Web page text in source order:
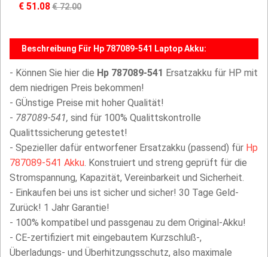
€ 51.08€ 72.00
Beschreibung Für Hp 787089-541 Laptop Akku:
- Können Sie hier die Hp 787089-541 Ersatzakku für HP mit
dem niedrigen Preis bekommen!
- GÜnstige Preise mit hoher Qualität!
- 787089-541, sind für 100% Qualittskontrolle
Qualittssicherung getestet!
- Spezieller dafür entworfener Ersatzakku (passend) für Hp
787089-541 Akku. Konstruiert und streng geprüft für die
Stromspannung, Kapazität, Vereinbarkeit und Sicherheit.
- Einkaufen bei uns ist sicher und sicher! 30 Tage Geld-
Zurück! 1 Jahr Garantie!
- 100% kompatibel und passgenau zu dem Original-Akku!
- CE-zertifiziert mit eingebautem Kurzschluß-,
Überladungs- und Überhitzungsschutz, also maximale